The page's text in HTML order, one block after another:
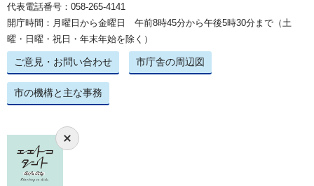
代表電話番号：058-265-4141
開庁時間：月曜日から金曜日 午前8時45分から午後5時30分まで（土
曜・日曜・祝日・年末年始を除く）
ご意見・お問い合わせ 市庁舎の周辺図
市の機構と主な事務